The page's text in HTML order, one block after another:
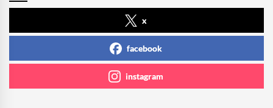
x
facebook
instagram